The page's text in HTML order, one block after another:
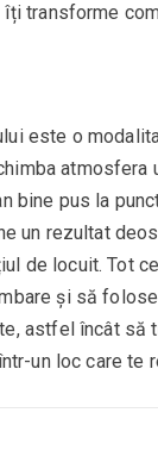
transforme
este o
atmosfera
bine pus la
un rezultat
de locuit. Tot
și să
astfel încât să
un loc care te